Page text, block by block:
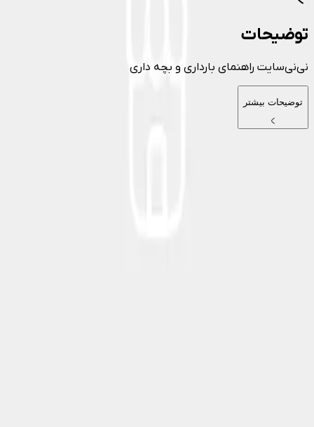
توضیحات
نی‌نی‌سایت راهنمای بارداری و بچه داری
توضیحات بیشتر